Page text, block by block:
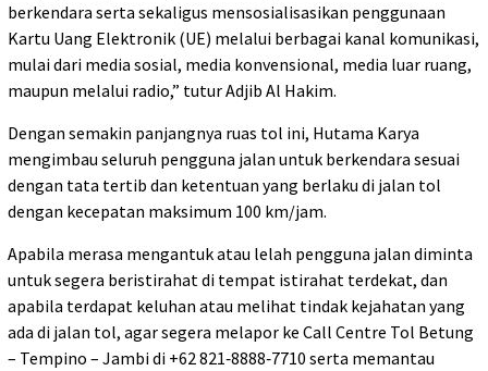
berkendara serta sekaligus mensosialisasikan penggunaan
Kartu Uang Elektronik (UE) melalui berbagai kanal komunikasi,
mulai dari media sosial, media konvensional, media luar ruang,
maupun melalui radio,” tutur Adjib Al Hakim.
Dengan semakin panjangnya ruas tol ini, Hutama Karya
mengimbau seluruh pengguna jalan untuk berkendara sesuai
dengan tata tertib dan ketentuan yang berlaku di jalan tol
dengan kecepatan maksimum 100 km/jam.
Apabila merasa mengantuk atau lelah pengguna jalan diminta
untuk segera beristirahat di tempat istirahat terdekat, dan
apabila terdapat keluhan atau melihat tindak kejahatan yang
ada di jalan tol, agar segera melapor ke Call Centre Tol Betung
– Tempino – Jambi di ‪+62 821‑8888‑7710 serta memantau